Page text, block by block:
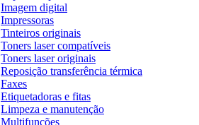
Imagem digital
Impressoras
Tinteiros originais
Toners laser compatíveis
Toners laser originais
Reposição transferência térmica
Faxes
Etiquetadoras e fitas
Limpeza e manutenção
Multifunções